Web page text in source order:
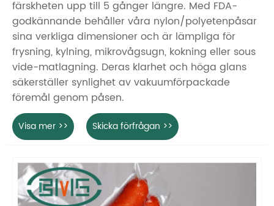
färskheten upp till 5 gånger längre. Med FDA-
godkännande behåller våra nylon/polyetenpåsar
sina verkliga dimensioner och är lämpliga för
frysning, kylning, mikrovågsugn, kokning eller sous
vide-matlagning. Deras klarhet och höga glans
säkerställer synlighet av vakuumförpackade
föremål genom påsen.
Visa mer >> Skicka förfrågan >>